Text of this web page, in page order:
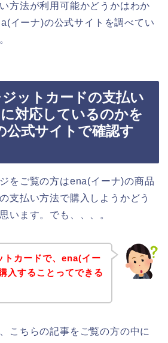
方法が利用可能かどうかはわか
イーナ)の公式サイトを調べてい
ットカードの支払い
対応しているのかを
公式サイトで確認す
をご覧の方はena(イーナ)の商品
支払い方法で購入しようかどう
います。でも、、、。
トカードで、ena(イー
入することってできる
こちらの記事をご覧の方の中に